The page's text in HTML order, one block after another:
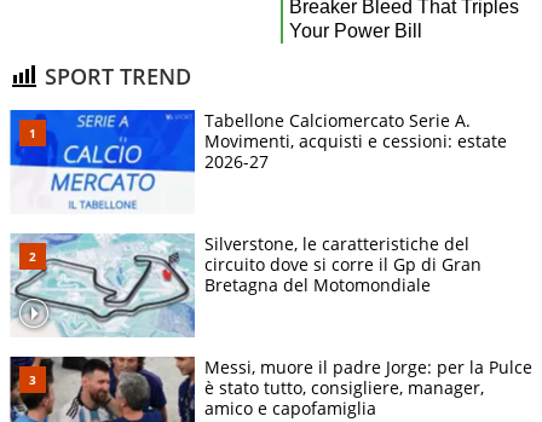
SPORT TREND
Tabellone Calciomercato Serie A.
Movimenti, acquisti e cessioni: estate
2026-27
Silverstone, le caratteristiche del
circuito dove si corre il Gp di Gran
Bretagna del Motomondiale
Messi, muore il padre Jorge: per la Pulce
è stato tutto, consigliere, manager,
amico e capofamiglia